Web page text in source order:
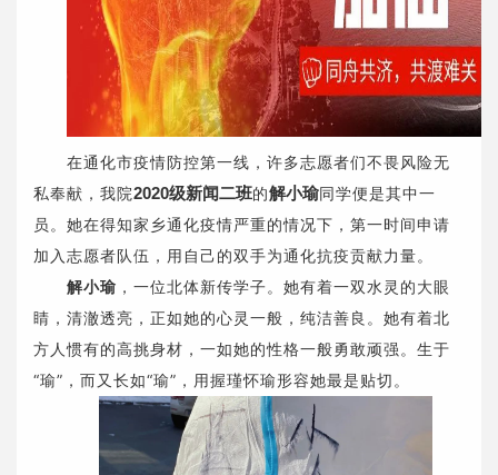
在通化市疫情防控第一线，许多志愿者们不畏风险无
私奉献，我院2020级新闻二班的解小瑜同学便是其中一
员。她在得知家乡通化疫情严重的情况下，第一时间申请
加入志愿者队伍，用自己的双手为通化抗疫贡献力量。
解小瑜 ，一位北体新传学子。她有着一双水灵的大眼
睛，清澈透亮，正如她的心灵一般，纯洁善良。她有着北
方人惯有的高挑身材，一如她的性格一般勇敢顽强。生于
“瑜”，而又长如“瑜”，用握瑾怀瑜形容她最是贴切。